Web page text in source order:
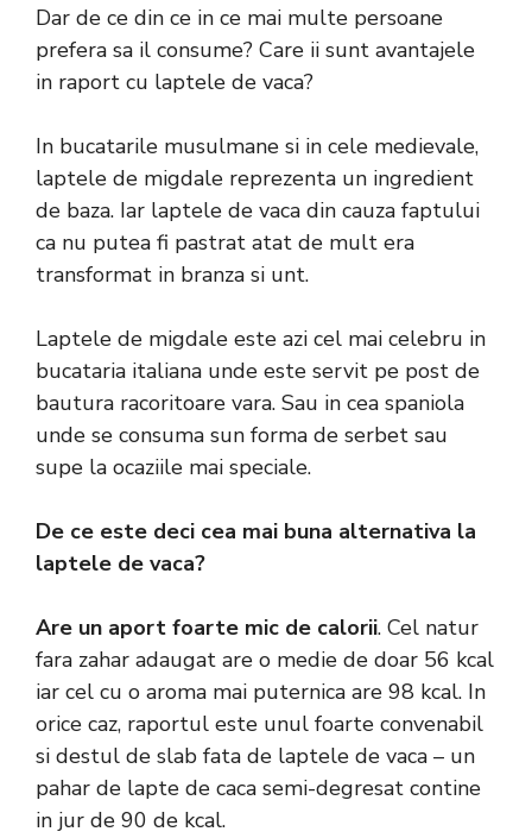
Dar de ce din ce in ce mai multe persoane
prefera sa il consume? Care ii sunt avantajele
in raport cu laptele de vaca?
In bucatarile musulmane si in cele medievale,
laptele de migdale reprezenta un ingredient
de baza. Iar laptele de vaca din cauza faptului
ca nu putea fi pastrat atat de mult era
transformat in branza si unt.
Laptele de migdale este azi cel mai celebru in
bucataria italiana unde este servit pe post de
bautura racoritoare vara. Sau in cea spaniola
unde se consuma sun forma de serbet sau
supe la ocaziile mai speciale.
De ce este deci cea mai buna alternativa la
laptele de vaca?
Are un aport foarte mic de calorii. Cel natur
fara zahar adaugat are o medie de doar 56 kcal
iar cel cu o aroma mai puternica are 98 kcal. In
orice caz, raportul este unul foarte convenabil
si destul de slab fata de laptele de vaca – un
pahar de lapte de caca semi-degresat contine
in jur de 90 de kcal.